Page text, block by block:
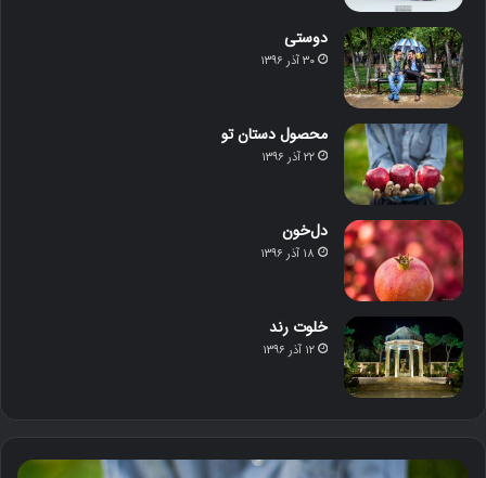
دوستی
۳۰ آذر ۱۳۹۶
محصول دستان تو
۲۲ آذر ۱۳۹۶
دل‌خون
۱۸ آذر ۱۳۹۶
خلوت رند
۱۲ آذر ۱۳۹۶
م